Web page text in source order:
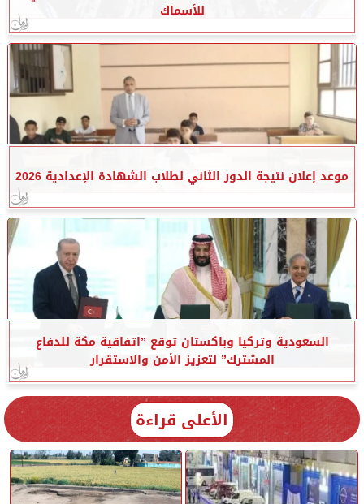
للأسماك
موعد إعلان نتيجة الدور الثاني لطلاب الشهادة الإعدادية 2026
السعودية وتركيا وباكستان توقع ”اتفاقية مكة للدفاع
المشترك” لتعزيز الأمن والاستقرار
الأعلى قراءة